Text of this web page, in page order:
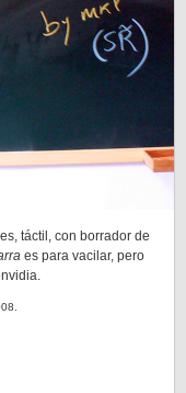
táctil, con borrador de
es para vacilar, pero